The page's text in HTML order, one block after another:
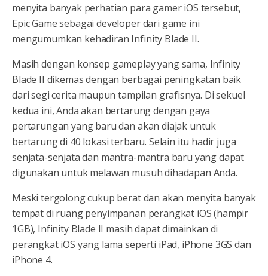
menyita banyak perhatian para gamer iOS tersebut,
Epic Game sebagai developer dari game ini
mengumumkan kehadiran Infinity Blade II.
Masih dengan konsep gameplay yang sama, Infinity
Blade II dikemas dengan berbagai peningkatan baik
dari segi cerita maupun tampilan grafisnya. Di sekuel
kedua ini, Anda akan bertarung dengan gaya
pertarungan yang baru dan akan diajak untuk
bertarung di 40 lokasi terbaru. Selain itu hadir juga
senjata-senjata dan mantra-mantra baru yang dapat
digunakan untuk melawan musuh dihadapan Anda.
Meski tergolong cukup berat dan akan menyita banyak
tempat di ruang penyimpanan perangkat iOS (hampir
1GB), Infinity Blade II masih dapat dimainkan di
perangkat iOS yang lama seperti iPad, iPhone 3GS dan
iPhone 4.